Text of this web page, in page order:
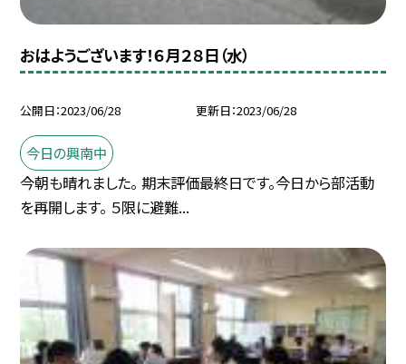
おはようございます！６月２８日（水）
公開日 2023/06/28 更新日 2023/06/28
今日の興南中
今朝も晴れました。 期末評価最終日です。今日から部活動
を再開します。 ５限に避難...